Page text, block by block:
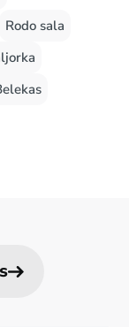
Rodo sala